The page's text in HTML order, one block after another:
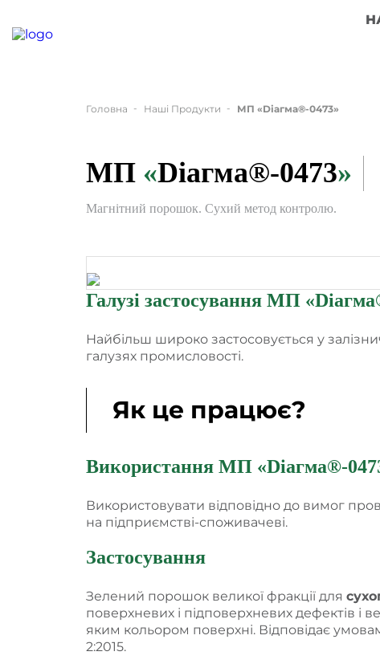
Головна Наші Продукти МП «Dіагма®-0473»
МП «Dіагма®-0473»
Магнітний порошок. Сухий метод контролю.
Галузі застосування МП «
Найбільш широко застосовується у
галузях промисловості.
Як це працює?
Використання МП «Dіагма®-
Використовувати відповідно до вимог
на підприємстві-споживачеві.
Застосування
Зелений порошок великої фракції для
поверхневих і підповерхневих дефектів і
яким кольором поверхні. Відповідає
2:2015.